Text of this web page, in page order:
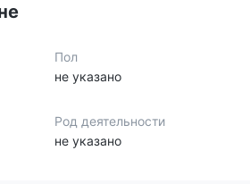
Пол
не указано
Род деятельности
не указано